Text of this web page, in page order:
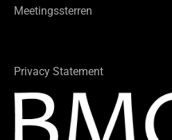
Meetingssterren
Privacy Statement